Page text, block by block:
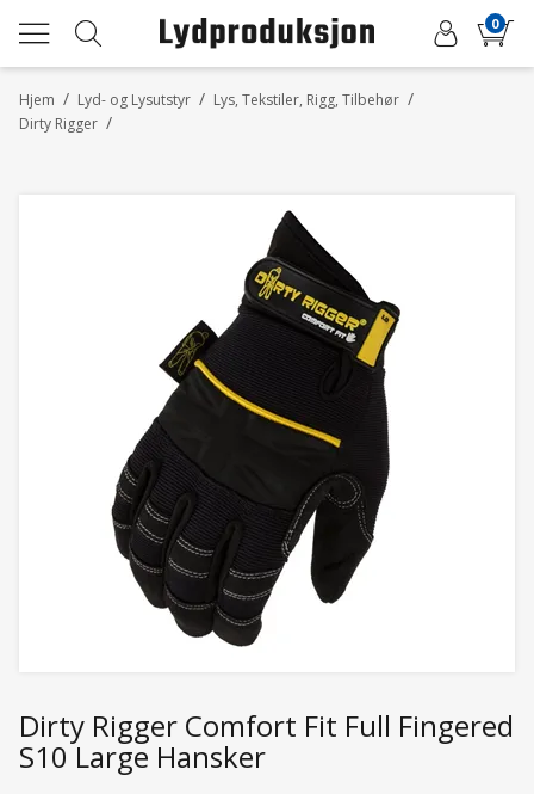
0
/
Hjem /
Lyd- og Lysutstyr /
Lys, Tekstiler, Rigg, Tilbehør
/
Dirty Rigger
Dirty Rigger Comfort Fit Full Fingered
S10 Large Hansker